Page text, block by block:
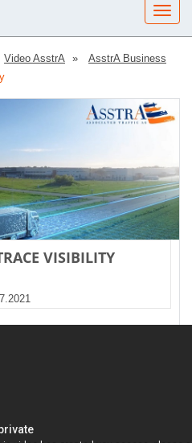
Video AsstrA
AsstrA Business
VISIBILITY